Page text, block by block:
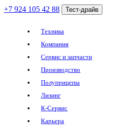
+7 924 105 42 88 Тест-драйв
Техника
Компания
Сервис и запчасти
Производство
Полуприцепы
Лизинг
К-Сервис
Карьера